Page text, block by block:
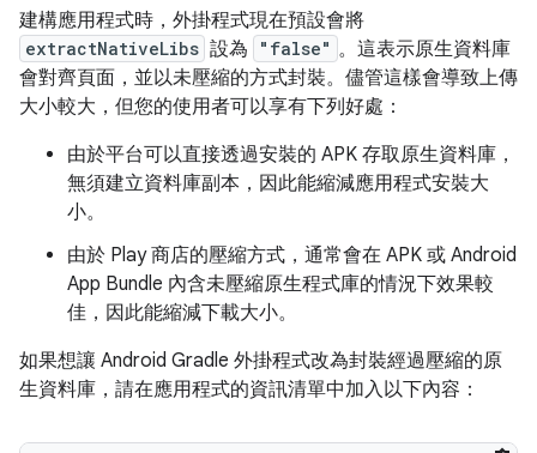
建構應用程式時，外掛程式現在預設會將
extractNativeLibs 設為 "false" 。這表示原生資料庫
會對齊頁面，並以未壓縮的方式封裝。儘管這樣會導致上傳
大小較大，但您的使用者可以享有下列好處：
由於平台可以直接透過安裝的 APK 存取原生資料庫，
無須建立資料庫副本，因此能縮減應用程式安裝大
小。
由於 Play 商店的壓縮方式，通常會在 APK 或 Android
App Bundle 內含未壓縮原生程式庫的情況下效果較
佳，因此能縮減下載大小。
如果想讓 Android Gradle 外掛程式改為封裝經過壓縮的原
生資料庫，請在應用程式的資訊清單中加入以下內容：